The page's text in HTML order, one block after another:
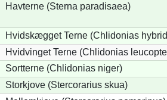
Havterne (Sterna paradisaea)
Hvidskægget Terne (Chlidonias
Hvidvinget Terne (Chlidonias
Sortterne (Chlidonias niger)
Storkjove (Stercorarius skua)